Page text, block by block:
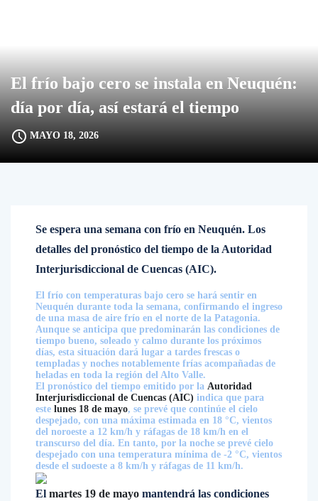
El frío bajo cero se instala en Neuquén:
día por día, así estará el tiempo
MAYO 18, 2026
Se espera una semana con frío en Neuquén. Los
detalles del pronóstico del tiempo de la Autoridad
Interjurisdiccional de Cuencas (AIC).
El frío con temperaturas bajo cero se hará sentir en
Neuquén durante toda la semana, confirmando el ingreso
de una masa de aire frío en el norte de la Patagonia.
Aunque se anticipa que predominarán las condiciones de
tiempo bueno, soleado y calmo durante los próximos
días, esta situación dará lugar a tardes frescas o
templadas y noches notablemente frías acompañadas de
heladas en toda la región del Alto Valle.
El pronóstico del tiempo emitido por la Autoridad
Interjurisdiccional de Cuencas (AIC) indica que para
este lunes 18 de mayo, se prevé que continúe el cielo
despejado, con una máxima estimada en 18 °C, vientos
del noroeste a 12 km/h y ráfagas de 18 km/h en el
transcurso del día. En tanto, por la noche se prevé cielo
despejado con una temperatura mínima de -2 °C, vientos
desde el sudoeste a 8 km/h y ráfagas de 11 km/h.
El martes 19 de mayo mantendrá las condiciones